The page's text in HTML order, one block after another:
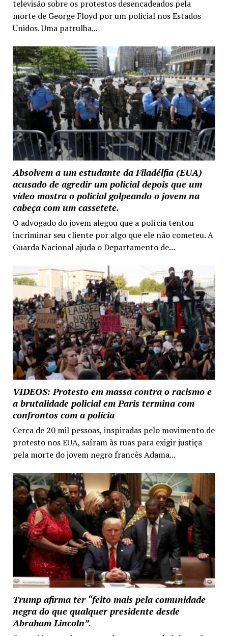
televisão sobre os protestos desencadeados pela
morte de George Floyd por um policial nos Estados
Unidos. Uma patrulha...
Absolvem a um estudante da Filadélfia (EUA)
acusado de agredir um policial depois que um
vídeo mostra o policial golpeando o jovem na
cabeça com um cassetete.
O advogado do jovem alegou que a polícia tentou
incriminar seu cliente por algo que ele não cometeu. A
Guarda Nacional ajuda o Departamento de...
VIDEOS: Protesto em massa contra o racismo e
a brutalidade policial em Paris termina com
confrontos com a polícia
Cerca de 20 mil pessoas, inspiradas pelo movimento de
protesto nos EUA, saíram às ruas para exigir justiça
pela morte do jovem negro francês Adama...
Trump afirma ter “feito mais pela comunidade
negra do que qualquer presidente desde
Abraham Lincoln”.